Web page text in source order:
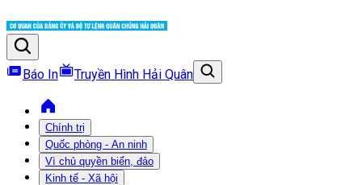
Báo In Truyền Hình Hải Quân
Chính trị
Quốc phòng - An ninh
Vì chủ quyền biển, đảo
Kinh tế - Xã hội